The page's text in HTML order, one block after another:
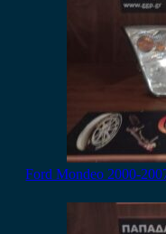
Ford Mondeo 2000-